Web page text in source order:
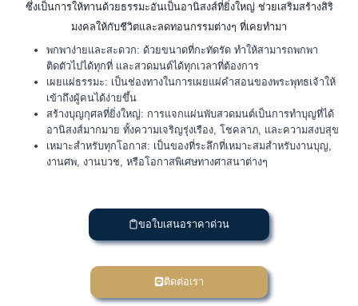
ซึ่งเป็นการให้ทานด้วยธรรมะอันเป็นอานิสงส์ที่ยิ่งใหญ่ ช่วยเสริมสร้างสิริ
มงคลให้กับชีวิตและลดทอนกรรมต่างๆ ที่เคยทำมา
พกพาง่ายและสะดวก: ด้วยขนาดที่กะทัดรัด ทำให้สามารถพกพา
ติดตัวไปได้ทุกที่ และสวดมนต์ได้ทุกเวลาที่ต้องการ
เผยแผ่ธรรมะ: เป็นช่องทางในการเผยแผ่คำสอนของพระพุทธเจ้าให้
เข้าถึงผู้คนได้ง่ายขึ้น
สร้างบุญกุศลที่ยิ่งใหญ่: การแจกแผ่นพับสวดมนต์เป็นการทำบุญที่ได้
อานิสงส์มากมาย ทั้งความเจริญรุ่งเรือง, โชคลาภ, และความสงบสุข
เหมาะสำหรับทุกโอกาส: เป็นของที่ระลึกที่เหมาะสมสำหรับงานบุญ,
งานศพ, งานบวช, หรือโอกาสพิเศษทางศาสนาต่างๆ
ขอใบเสนอราคาด่วน
ติดต่อเรา